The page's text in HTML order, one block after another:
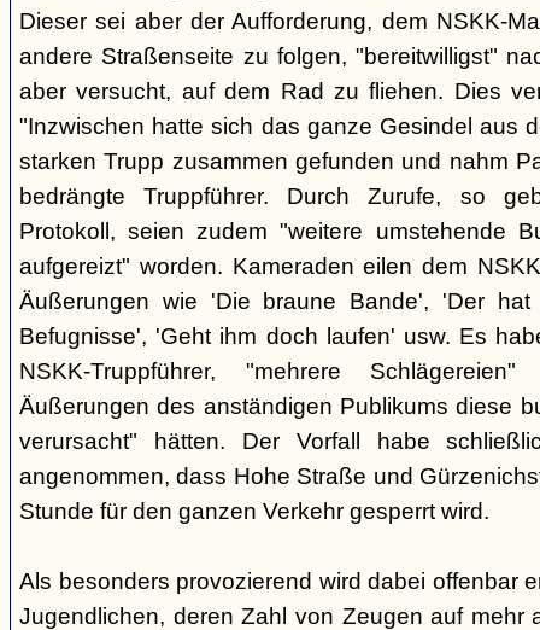
Dieser sei aber der Aufforderung, dem NSKK-
andere Straßenseite zu folgen, "bereitwilligst"
aber versucht, auf dem Rad zu fliehen. Dies
"Inzwischen hatte sich das ganze Gesindel aus
starken Trupp zusammen gefunden und nahm
bedrängte Truppführer. Durch Zurufe, so
Protokoll, seien zudem "weitere umstehende
aufgereizt" worden. Kameraden eilen dem
Äußerungen wie 'Die braune Bande', 'Der hat
Befugnisse', 'Geht ihm doch laufen' usw. Es
NSKK-Truppführer, "mehrere
Äußerungen des anständigen Publikums diese
verursacht" hätten. Der Vorfall habe
angenommen, dass Hohe Straße und
Stunde für den ganzen Verkehr gesperrt wird.
Als besonders provozierend wird dabei offenbar
Jugendlichen, deren Zahl von Zeugen auf mehr